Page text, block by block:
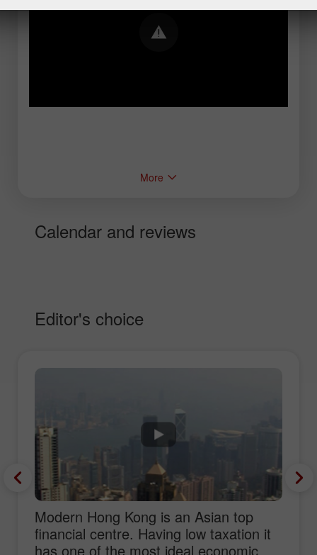
More
Calendar and reviews
Editor's choice
Modern Hong Kong is an Asian top
financial centre. Having low taxation it
has one of the most ideal economic